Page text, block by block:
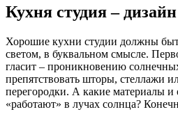
Кухня студия –
Хорошие кухни студии должны
светом, в буквальном смысле.
гласит – проникновению
препятствовать шторы, стеллажи
перегородки. А какие материалы и
«работают» в лучах солнца?